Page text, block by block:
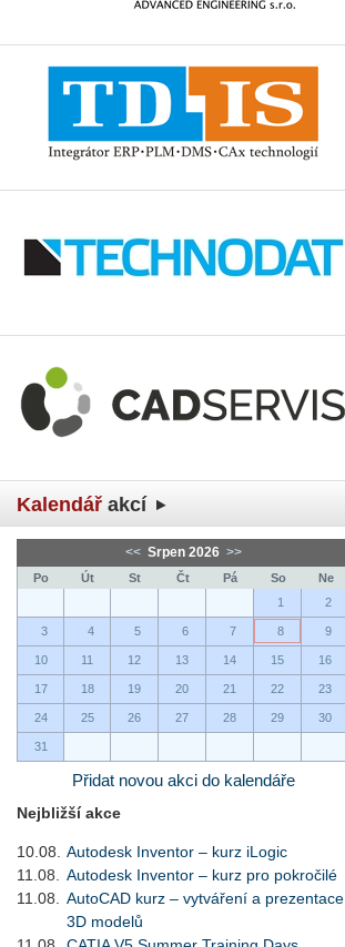
Kalendář akcí
<< Srpen 2026 >>
Po Út St Čt Pá So
Ne
1
2
3 4 5 6 7 8 9
10 11 12 13 14 15 16
17 18 19 20 21 22 23
24 25 26 27 28 29 30
31
Přidat novou akci do kalendáře
Nejbližší akce
10.08.
Autodesk Inventor – kurz iLogic
11.08.
Autodesk Inventor – kurz pro pokročilé
11.08.
AutoCAD kurz – vytváření a prezentace
3D modelů